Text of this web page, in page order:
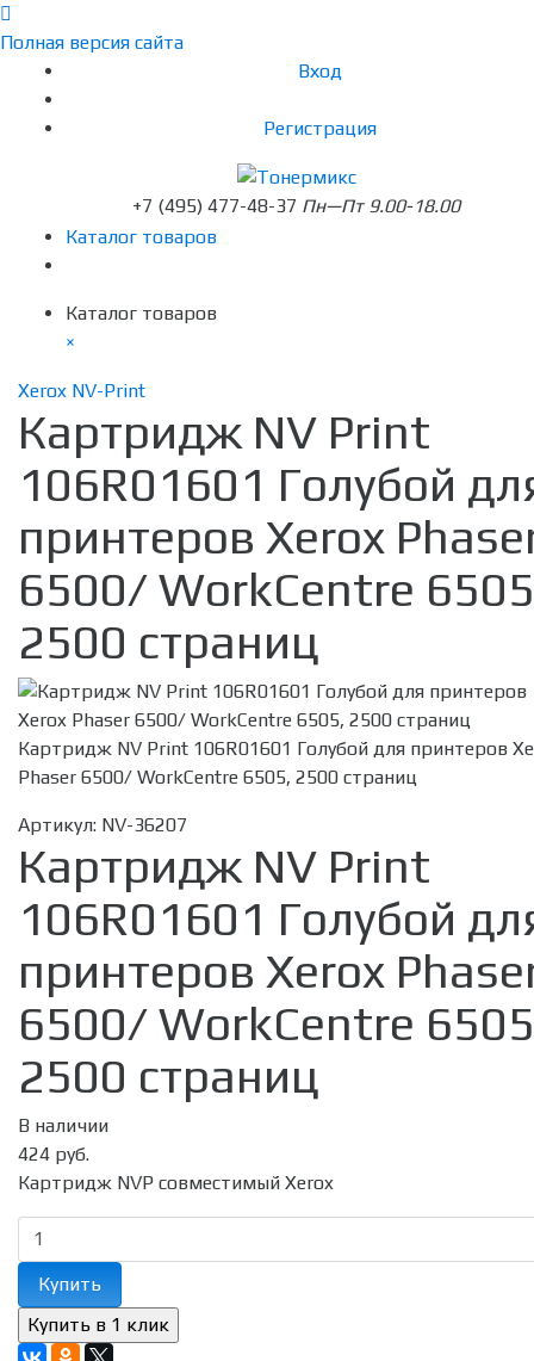
Полная версия сайта
Вход
Регистрация
+7 (495) 477-48-37 Пн—Пт 9.00-18.00
Каталог товаров
Каталог товаров
×
Xerox NV-Print
Картридж NV Print
106R01601 Голубой
принтеров Xerox
6500/ WorkCentre
2500 страниц
Картридж NV Print 106R01601 Голубой для принтеров
Phaser 6500/ WorkCentre 6505, 2500 страниц
Артикул: NV-36207
Картридж NV Print
106R01601 Голубой
принтеров Xerox
6500/ WorkCentre
2500 страниц
В наличии
424 руб.
Картридж NVP совместимый Xerox
Купить